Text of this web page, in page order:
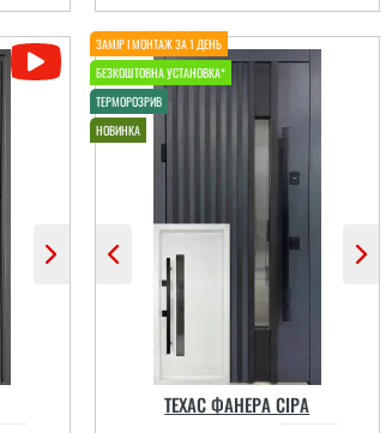
ТЕХАС ФАНЕРА СІРА